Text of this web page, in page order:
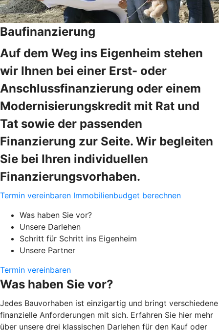
Baufinanzierung
Auf dem Weg ins Eigenheim stehen
wir Ihnen bei einer Erst- oder
Anschlussfinanzierung oder einem
Modernisierungskredit mit Rat und
Tat sowie der passenden
Finanzierung zur Seite. Wir begleiten
Sie bei Ihren individuellen
Finanzierungsvorhaben.
Termin vereinbaren Immobilienbudget berechnen
Was haben Sie vor?
Unsere Darlehen
Schritt für Schritt ins Eigenheim
Unsere Partner
Termin vereinbaren
Was haben Sie vor?
Jedes Bauvorhaben ist einzigartig und bringt verschiedene
finanzielle Anforderungen mit sich. Erfahren Sie hier mehr
über unsere drei klassischen Darlehen für den Kauf oder